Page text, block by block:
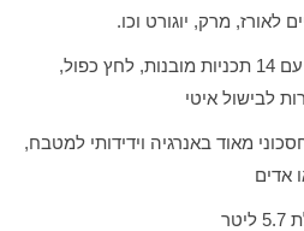
לאורז, מרק, יוגורט וכו.
לוח בקרה גדול ונוח לשימוש עם 14 תכניות מובנות, לחץ כפול,
חסכוני מאוד באנרגיה וידידותי למטבח,
אדים